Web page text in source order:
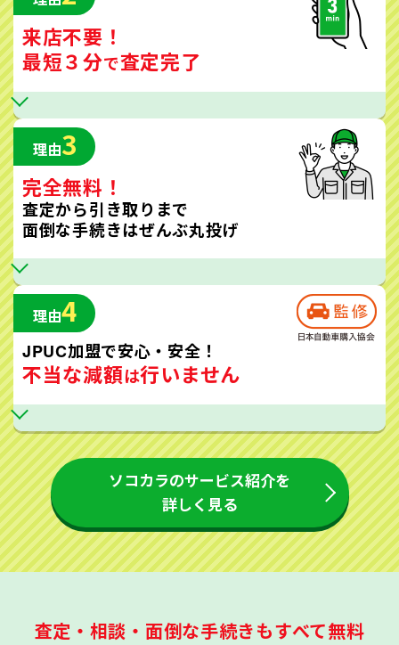
来店不要！
最短３分で査定完了
理由3
完全無料！
査定から引き取りまで
面倒な手続きはぜんぶ丸投げ
理由4
JPUC加盟で安心・安全！
不当な減額は行いません
ソコカラのサービス紹介を
詳しく見る
査定・相談・面倒な手続きもすべて無料